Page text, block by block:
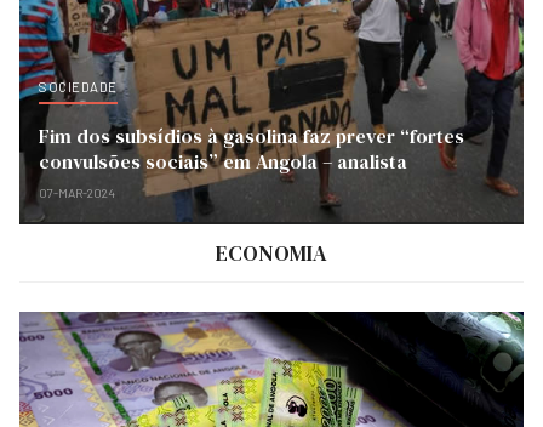
SOCIEDADE
Fim dos subsídios à gasolina faz prever “fortes
convulsões sociais” em Angola – analista
07-MAR-2024
ECONOMIA